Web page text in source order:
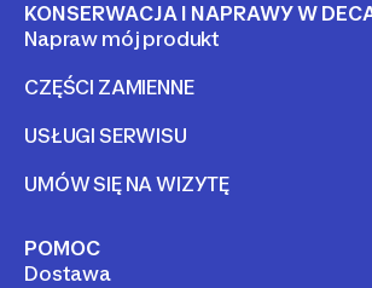
KONSERWACJA I NAPRAWY W
Napraw mój produkt
CZĘŚCI ZAMIENNE
USŁUGI SERWISU
UMÓW SIĘ NA WIZYTĘ
POMOC
Dostawa